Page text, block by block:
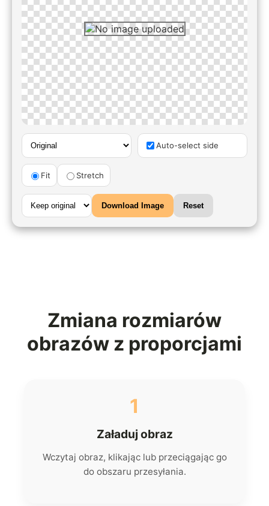
Auto-select side
Fit Stretch
Download Image Reset
Zmiana rozmiarów
obrazów z proporcjami
1
Załaduj obraz
Wczytaj obraz, klikając lub przeciągając go
do obszaru przesyłania.